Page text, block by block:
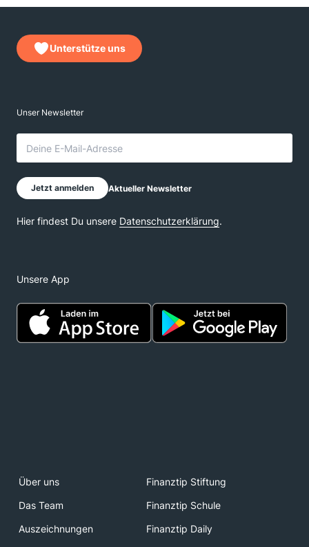
Unterstütze uns
Unsere App
Über uns
Finanztip Stiftung
Das Team
Finanztip Schule
Auszeichnungen
Finanztip Daily